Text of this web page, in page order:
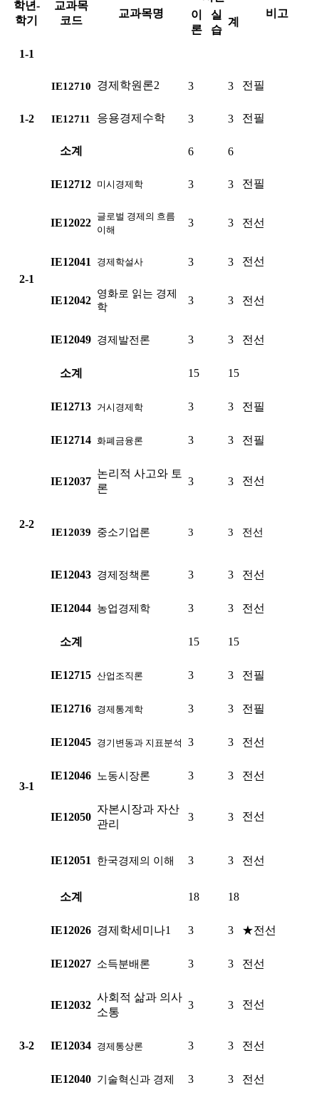
학년-
학기
교과목
코드
교과목명
비고
이
론
실
습
계
1-1
1-2
IE12710 경제학원론2 3 3 전필
IE12711 응용경제수학 3 3 전필
소계 6 6
2-1
IE12712 미시경제학 3 3 전필
IE12022
글로벌 경제의 흐름
이해
3 3 전선
IE12041 경제학설사 3 3 전선
IE12042
영화로 읽는 경제
학
3 3 전선
IE12049 경제발전론 3 3 전선
소계 15 15
2-2
IE12713 거시경제학 3 3 전필
IE12714 화폐금융론 3 3 전필
IE12037
논리적 사고와 토
론
3 3 전선
IE12039 중소기업론 3 3 전선
IE12043 경제정책론 3 3 전선
IE12044 농업경제학 3 3 전선
소계 15 15
3-1
IE12715 산업조직론 3 3 전필
IE12716 경제통계학 3 3 전필
IE12045 경기변동과 지표분석 3 3 전선
IE12046 노동시장론 3 3 전선
IE12050
자본시장과 자산
관리
3 3 전선
IE12051 한국경제의 이해 3 3 전선
소계 18 18
3-2
IE12026 경제학세미나1 3 3 ★전선
IE12027 소득분배론 3 3 전선
IE12032
사회적 삶과 의사
소통
3 3 전선
IE12034 경제통상론 3 3 전선
IE12040 기술혁신과 경제 3 3 전선